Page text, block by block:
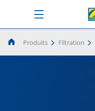
Produits Filtration